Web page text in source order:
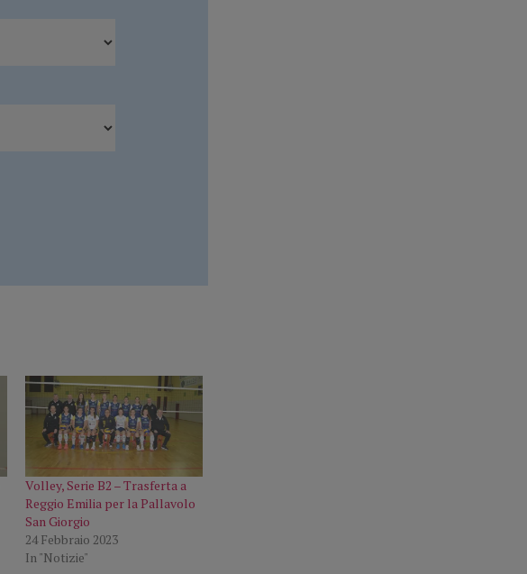
Volley, Serie B2 – Trasferta a
Reggio Emilia per la Pallavolo
San Giorgio
24 Febbraio 2023
In "Notizie"